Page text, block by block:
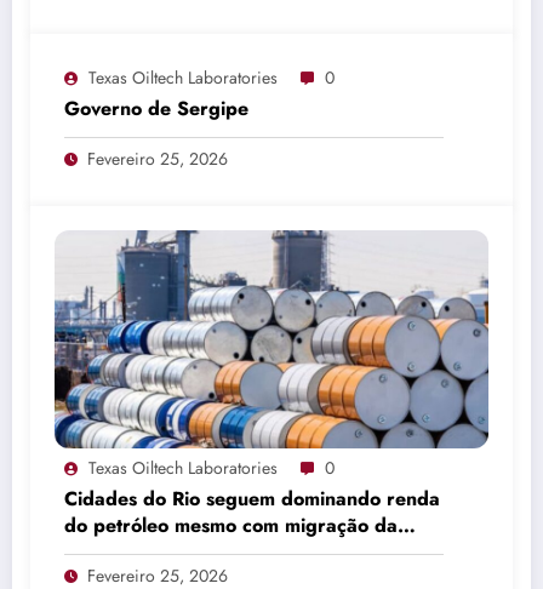
Texas Oiltech Laboratories 0
Governo de Sergipe
Fevereiro 25, 2026
Texas Oiltech Laboratories 0
Cidades do Rio seguem dominando renda
do petróleo mesmo com migração da
produção
Fevereiro 25, 2026